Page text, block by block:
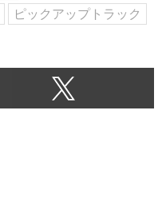
ピックアップトラック